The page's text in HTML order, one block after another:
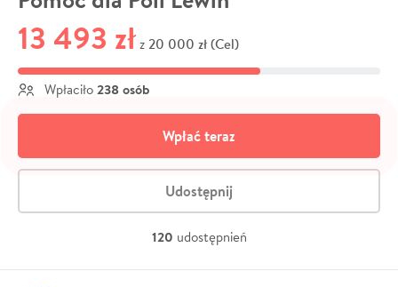
13 493 zł z 20 000 zł (Cel)
Wpłaciło 238 osób
Wpłać teraz
Udostępnij
120 udostępnień